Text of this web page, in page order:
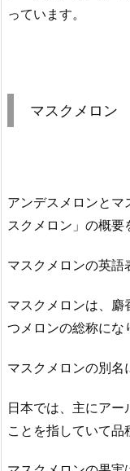
っています。
マスクメロン
アンデスメロンとマ
スクメロン」の概要
マスクメロンの英語
マスクメロンは、
つメロンの総称にな
マスクメロンの別名
日本では、主にア
ことを指していて品